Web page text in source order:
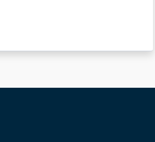
DELLE INIZIATIVE
LAZIO E ARSIAL INVITANO